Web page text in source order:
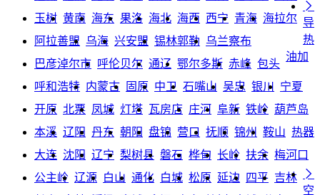
玉树 黄南 海东 果洛 海北 海西 西宁 青海 海拉尔
阿拉善盟 乌海 兴安盟 锡林郭勒 乌兰察布
巴彦淖尔市 呼伦贝尔 通辽 鄂尔多斯 赤峰 包头
呼和浩特 内蒙古 固原 中卫 石嘴山 吴忠 银川
宁夏
开原 北票 凤城 灯塔 瓦房店 庄河 阜新 铁岭 葫芦岛
本溪 辽阳 丹东 朝阳 盘锦 营口 抚顺 锦州
鞍山
大连 沈阳 辽宁 梨树县 磐石 桦甸 长岭 扶余 梅河口
公主岭 辽源 白山 通化 白城 松原 延边 四平 吉林

导
热
油加
热器

空